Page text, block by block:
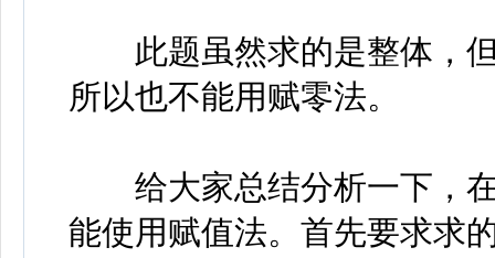
此题虽然求的是整体，但
所以也不能用赋零法。
给大家总结分析一下，在
能使用赋值法。首先要求求